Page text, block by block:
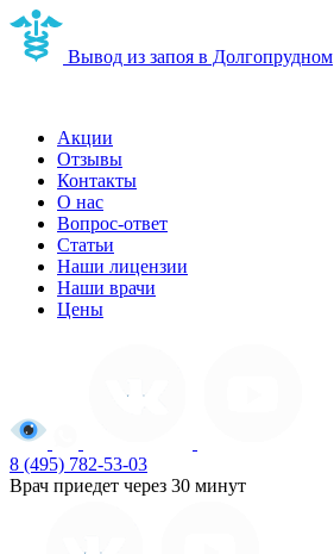
Вывод из запоя в Долгопрудном
Акции
Отзывы
Контакты
О нас
Вопрос-ответ
Статьи
Наши лицензии
Наши врачи
Цены
8 (495) 782-53-03
Врач приедет через 30 минут